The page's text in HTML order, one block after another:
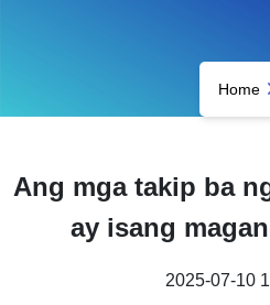
Home
Ang mga takip ba
ay isang
2025-07-10